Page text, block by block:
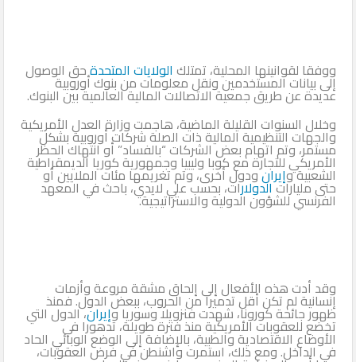
ووفقا لقوانينها المحلية، تمتلك الولايات المتحدةحق الوصول
إلى بيانات المستخدمين ونقل معلومات من بنوك أوروبية
عديدة عن طريق جمعية الاتصالات المالية العالمية بين البنوك.
وخلال السنوات القليلة الماضية، هاجمت وزارة العدل الأمريكية
والجهات التنظيمية المالية ذات الصلة شركات أوروبية بشكل
مستمر، وتم اتهام بعض الشركات “بالفساد” أو انتهاك الحظر
الأمريكي للتجارة مع كوبا وليبيا وجمهورية كوريا الديمقراطية
الشعبية وإيرانودول أخرى، وتم تغريمها مئات الملايين أو
حتى ملياراتالدولارات، بحسب علي لايدي، باحث في المعهد
الفرنسي للشؤون الدولية والاستراتيجية.
وقد أدت هذه الأفعال إلى إلحاق مشقة مروعة وأزمات
إنسانية لم تكن أقل تدميرا من الحروب، ببعض الدول. فمنذ
ظهور جائحة كورونا، شهدت فنزويلا وسوريا وإيران، الدول التي
تخضع للعقوبات الأمريكية منذ فترة طويلة، تدهورا في
الأوضاع الاقتصادية والطبية، بالإضافة إلى الوضع الوبائي الحاد
في الداخل. ومع ذلك، استمرت واشنطن في فرض العقوبات،